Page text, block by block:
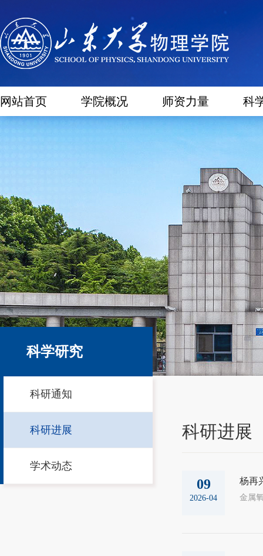
网站首页 学院概况 师资力量 科
科学研究
科研通知
科研进展
学术动态
科研进展
09
2026-04
杨再